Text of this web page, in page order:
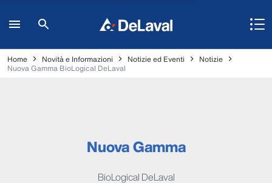
Home Novità e Informazioni Notizie ed Eventi
Notizie
Nuova Gamma BioLogical DeLaval
Nuova Gamma
BioLogical DeLaval